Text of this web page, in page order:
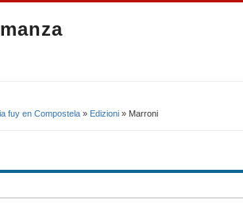
fuy en Compostela » Edizioni » Marroni